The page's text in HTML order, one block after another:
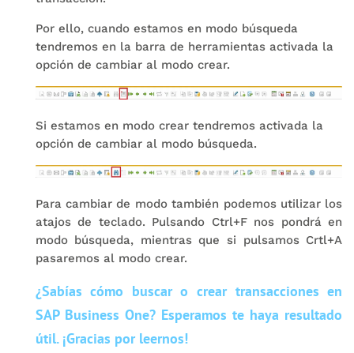
Por ello, cuando estamos en modo búsqueda
tendremos en la barra de herramientas activada la
opción de cambiar al modo crear.
Si estamos en modo crear tendremos activada la
opción de cambiar al modo búsqueda.
Para cambiar de modo también podemos utilizar los
atajos de teclado. Pulsando Ctrl+F nos pondrá en
modo búsqueda, mientras que si pulsamos Crtl+A
pasaremos al modo crear.
¿Sabías cómo buscar o crear transacciones en
SAP Business One? Esperamos te haya resultado
útil. ¡Gracias por leernos!